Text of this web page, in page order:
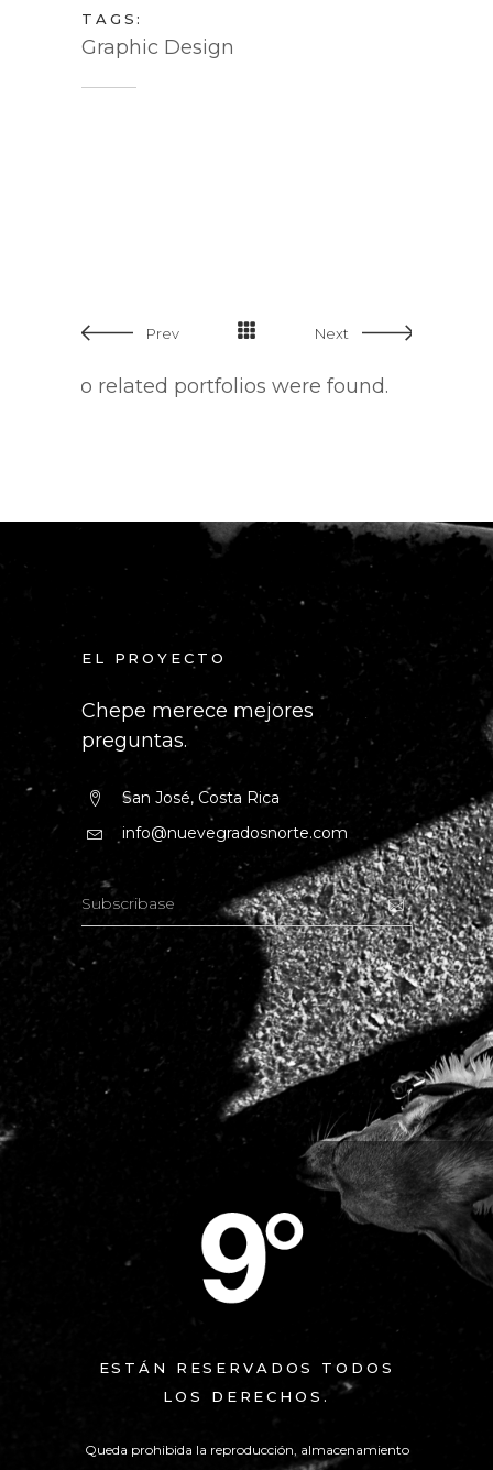
TAGS:
Graphic Design
Prev Next
No related portfolios were found.
EL PROYECTO
Chepe merece mejores
preguntas.
San José, Costa Rica
info@nuevegradosnorte.com
ESTÁN RESERVADOS TODOS
LOS DERECHOS.
Queda prohibida la reproducción, almacenamiento